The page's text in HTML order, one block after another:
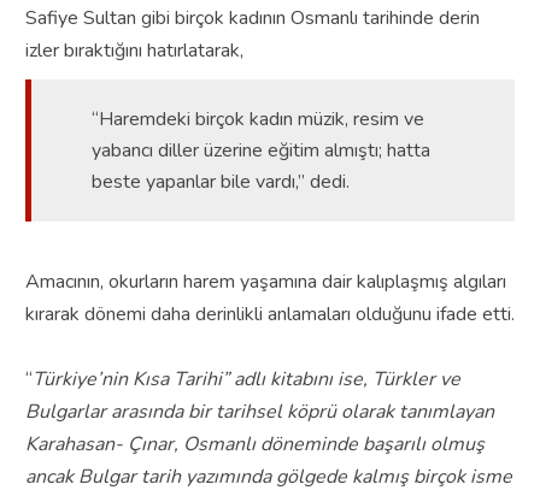
Safiye Sultan gibi birçok kadının Osmanlı tarihinde derin
izler bıraktığını hatırlatarak,
“Haremdeki birçok kadın müzik, resim ve
yabancı diller üzerine eğitim almıştı; hatta
beste yapanlar bile vardı,” dedi.
Amacının, okurların harem yaşamına dair kalıplaşmış algıları
kırarak dönemi daha derinlikli anlamaları olduğunu ifade etti.
“Türkiye’nin Kısa Tarihi” adlı kitabını ise, Türkler ve
Bulgarlar arasında bir tarihsel köprü olarak tanımlayan
Karahasan- Çınar, Osmanlı döneminde başarılı olmuş
ancak Bulgar tarih yazımında gölgede kalmış birçok isme